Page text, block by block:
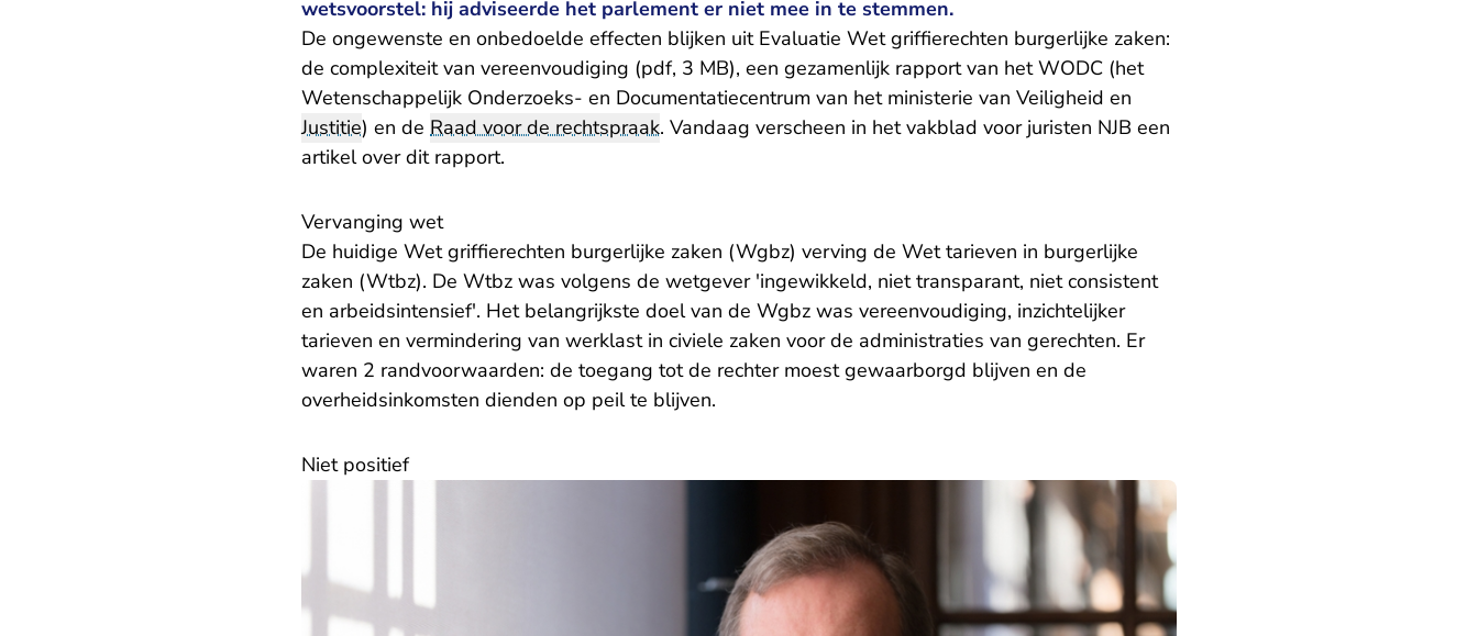
wetsvoorstel: hij adviseerde het parlement er niet mee in te stemmen.
De ongewenste en onbedoelde effecten blijken uit Evaluatie Wet griffierechten burgerlijke zaken:
de complexiteit van vereenvoudiging (pdf, 3 MB), een gezamenlijk rapport van het WODC (het
Wetenschappelijk Onderzoeks- en Documentatiecentrum van het ministerie van Veiligheid en
Justitie) en de Raad voor de rechtspraak. Vandaag verscheen in hetvakblad voor juristen NJB - U verlaat Rechtspraak.nl
een
artikel over dit rapport.
Vervanging wet
De huidige Wet griffierechten burgerlijke zaken (Wgbz) verving de Wet tarieven in burgerlijke
zaken (Wtbz). De Wtbz was volgens de wetgever 'ingewikkeld, niet transparant, niet consistent
en arbeidsintensief'. Het belangrijkste doel van de Wgbz was vereenvoudiging, inzichtelijker
tarieven en vermindering van werklast in civiele zaken voor de administraties van gerechten. Er
waren 2 randvoorwaarden: de toegang tot de rechter moest gewaarborgd blijven en de
overheidsinkomsten dienden op peil te blijven.
Niet positief